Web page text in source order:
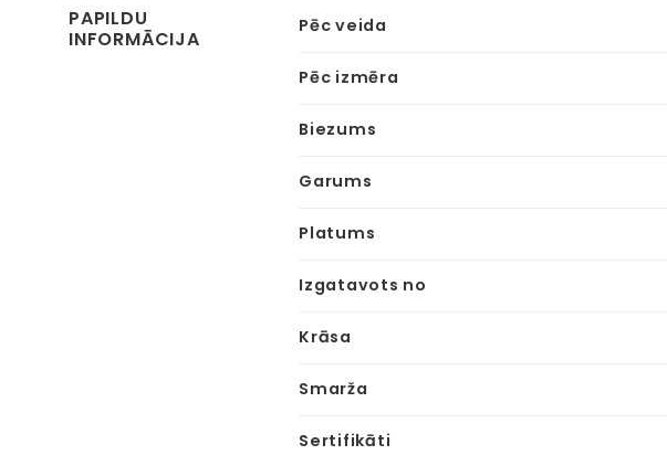
PAPILDU
INFORMĀCIJA
Pēc veida
Pēc izmēra
Biezums
Garums
Platums
Izgatavots no
Krāsa
Smarža
Sertifikāti